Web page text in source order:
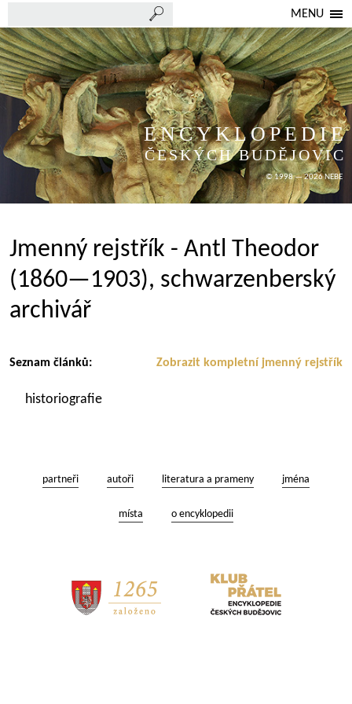
MENU
ENCYKLOPEDIE
ČESKÝCH BUDĚJOVIC
© 1998 — 2026 NEBE
Jmenný rejstřík - Antl Theodor
(1860—1903), schwarzenberský
archivář
Zobrazit kompletní jmenný rejstřík
Seznam článků:
historiografie
partneři autoři literatura a prameny jména
místa o encyklopedii